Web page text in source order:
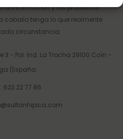
la información y los productos
caballo tenga lo que realmente
circunstancia.
- Pol. Ind. La Trocha 29100 Coín -
(España.
623 22 77 86